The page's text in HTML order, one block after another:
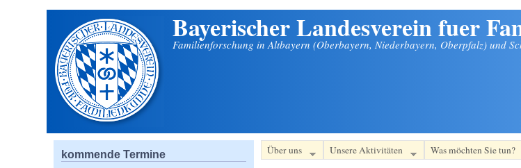
Bayerischer Landesverein fuer
Familienforschung in Altbayern (Oberbayern, Niederbayern, Oberpfalz) und
Über uns Unsere Aktivitäten Was möchten Sie tun?
kommende Termine